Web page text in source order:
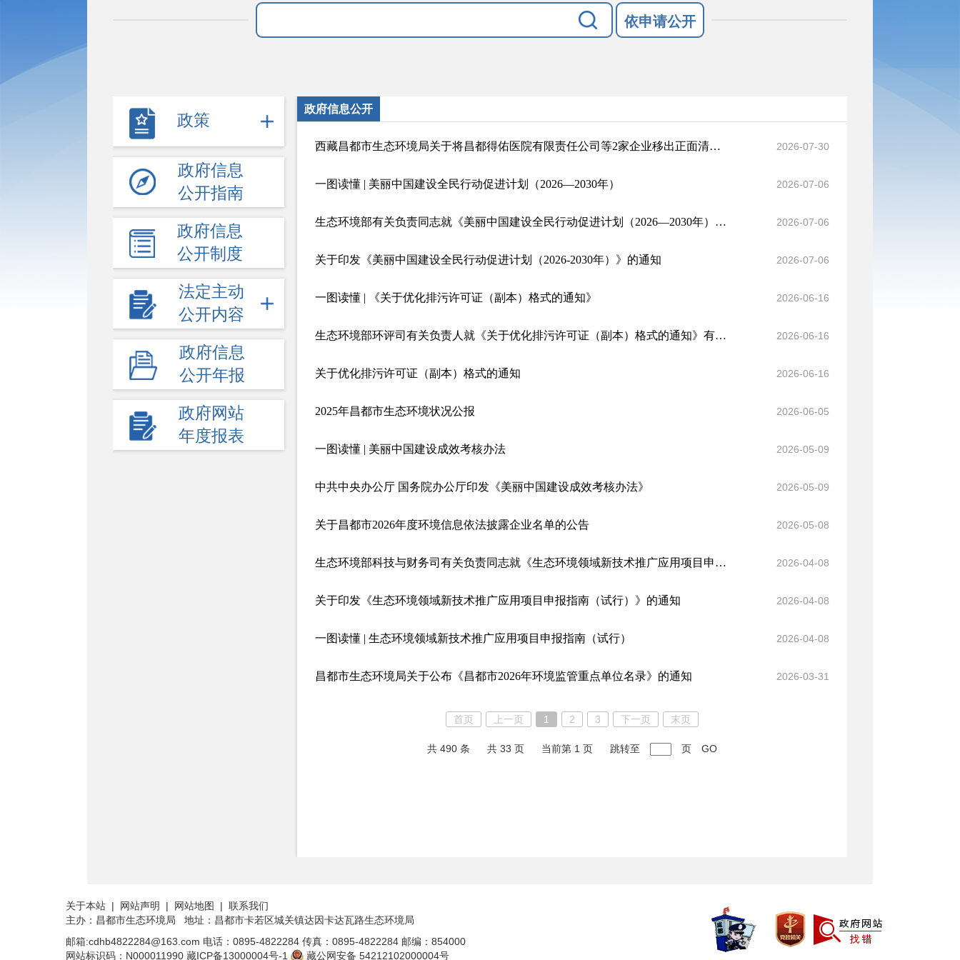
依申请公开
政策
政府信息
公开指南
政府信息
公开制度
法定主动
公开内容
政府信息
公开年报
政府网站
年度报表
政府信息公开
西藏昌都市生态环境局关于将昌都得佑医院有限责任公司等2家企业移出正面清单名录的公示 2026-07-30
一图读懂 | 美丽中国建设全民行动促进计划（2026—2030年） 2026-07-06
生态环境部有关负责同志就《美丽中国建设全民行动促进计划（2026—2030年）》答记者问 2026-07-06
关于印发《美丽中国建设全民行动促进计划（2026-2030年）》的通知 2026-07-06
一图读懂 | 《关于优化排污许可证（副本）格式的通知》 2026-06-16
生态环境部环评司有关负责人就《关于优化排污许可证（副本）格式的通知》有关问题答记者问 2026-06-16
关于优化排污许可证（副本）格式的通知 2026-06-16
2025年昌都市生态环境状况公报 2026-06-05
一图读懂 | 美丽中国建设成效考核办法 2026-05-09
中共中央办公厅 国务院办公厅印发《美丽中国建设成效考核办法》 2026-05-09
关于昌都市2026年度环境信息依法披露企业名单的公告 2026-05-08
生态环境部科技与财务司有关负责同志就《生态环境领域新技术推广应用项目申报指南（试行）》答记者问 2026-04-08
关于印发《生态环境领域新技术推广应用项目申报指南（试行）》的通知 2026-04-08
一图读懂 | 生态环境领域新技术推广应用项目申报指南（试行） 2026-04-08
昌都市生态环境局关于公布《昌都市2026年环境监管重点单位名录》的通知 2026-03-31
首页 上一页 1 2 3 下一页 末页
共 490 条 共 33 页 当前第 1 页 跳转至 页 GO
关于本站 | 网站声明 | 网站地图 | 联系我们
主办：昌都市生态环境局 地址：昌都市卡若区城关镇达因卡达瓦路生态环境局
邮箱:cdhb4822284@163.com 电话：0895-4822284 传真：0895-4822284 邮编：854000
网站标识码：N000011990 藏ICP备13000004号-1 藏公网安备 54212102000004号